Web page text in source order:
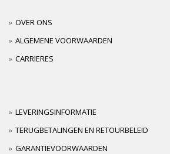
OVER ONS
ALGEMENE VOORWAARDEN
CARRIERES
LEVERINGSINFORMATIE
TERUGBETALINGEN EN RETOURBELEID
GARANTIEVOORWAARDEN